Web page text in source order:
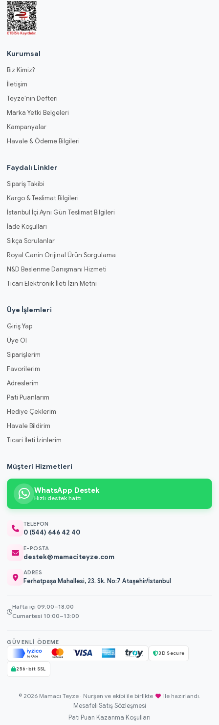
Kurumsal
Biz Kimiz?
İletişim
Teyze'nin Defteri
Marka Yetki Belgeleri
Kampanyalar
Havale & Ödeme Bilgileri
Faydalı Linkler
Sipariş Takibi
Kargo & Teslimat Bilgileri
İstanbul İçi Aynı Gün Teslimat Bilgileri
İade Koşulları
Sıkça Sorulanlar
Royal Canin Orijinal Ürün Sorgulama
N&D Beslenme Danışmanı Hizmeti
Ticari Elektronik İleti İzin Metni
Üye İşlemleri
Giriş Yap
Üye Ol
Siparişlerim
Favorilerim
Adreslerim
Pati Puanlarım
Hediye Çeklerim
Havale Bildirim
Ticari İleti İzinlerim
Müşteri Hizmetleri
WhatsApp Destek
Hızlı destek hattı
TELEFON
0 (544) 646 42 40
E-POSTA
destek@mamaciteyze.com
ADRES
Ferhatpaşa Mahallesi, 23. Sk. No:7 Ataşehir/İstanbul
Hafta içi 09:00–18:00
Cumartesi 10:00–13:00
GÜVENLI ÖDEME
3D Secure
256-bit SSL
© 2026 Mamacı Teyze · Nurşen ve ekibi ile birlikte ile hazırlandı.
Mesafeli Satış Sözleşmesi
Pati Puan Kazanma Koşulları